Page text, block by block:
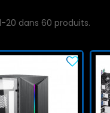
20 dans 60 produits.